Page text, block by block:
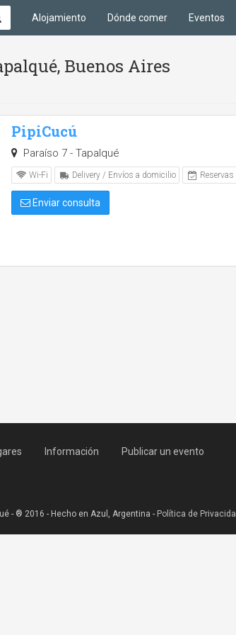
Alojamiento Dónde comer Eventos
Buenos Aires
PipiCucú
Paraíso 7 - Tapalqué
Wi-Fi Delivery / Envíos a domicilio Reservas
Enviar consulta
Información Publicar un evento
- ® 2016 - Hecho en Azul, Argentina - Política de